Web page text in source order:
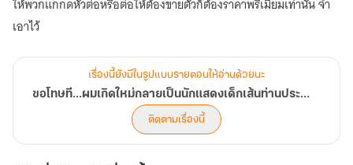
เด็ก
ประธาน
[มี
E-
book]
ให้พวกแกกดหัวต่อหรือต่อให้ต้องขายตัวก็ต้องราคาพรีเมียมเท่านั้น จำ
เอาไว้
เรื่องนี้ยังมีในรูปแบบรายตอนให้อ่านด้วยนะ
ขอโทษที...ผมเกิดใหม่กลายเป็นนักแสดงเด็กเส้นท่านประธาน [มี E-book]
ติดตามเรื่องนี้